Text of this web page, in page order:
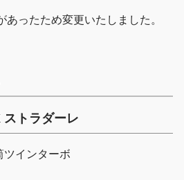
ったため変更いたしました。
ストラダーレ
ツインターボ